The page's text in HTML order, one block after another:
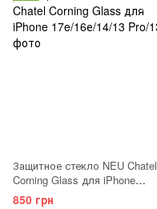
Защитное стекло NEU Chatel
Corning Glass для iPhone
17e/16е/14/13 Pro/13 Black
850 грн